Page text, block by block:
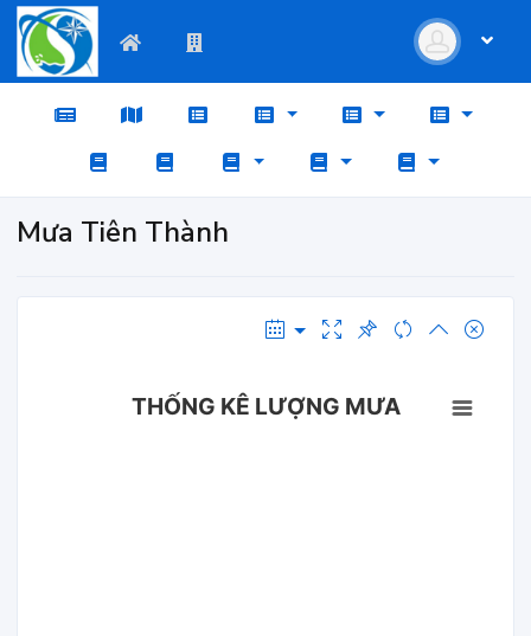
Mưa Tiên Thành
THỐNG KÊ LƯỢNG MƯA